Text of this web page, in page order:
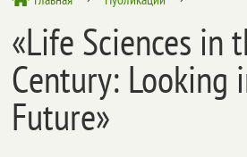
«Life Sciences in
Сentury: Looking
Future»